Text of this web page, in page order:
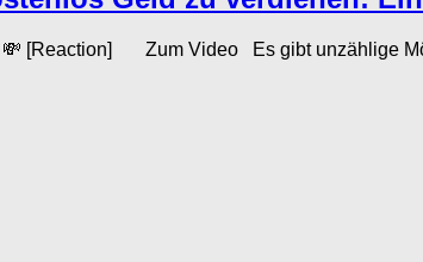
💸 [Reaction] Zum Video Es gibt unzählige